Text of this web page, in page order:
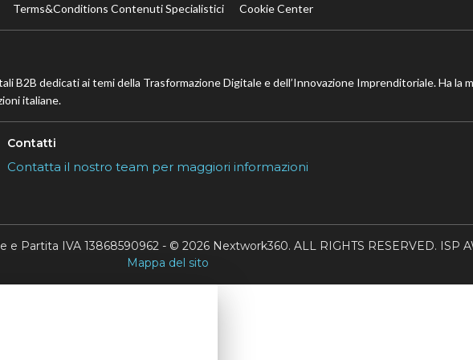
Terms&Conditions Contenuti Specialistici Cookie Center
B2B dedicati ai temi della Trasformazione Digitale e dell’Innovazione Imprenditoriale. Ha la
italiane.
Contatti
Contatta il nostro team per maggiori informazioni
e Partita IVA 13868590962 - © 2026 Nextwork360. ALL RIGHTS RESERVED. ISP
Mappa del sito